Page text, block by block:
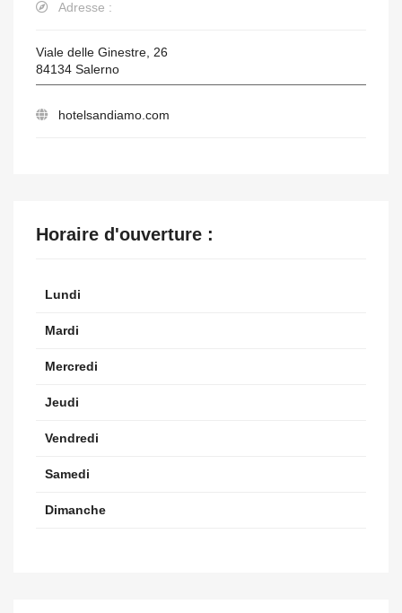
Adresse :
Viale delle Ginestre, 26
84134 Salerno
hotelsandiamo.com
Horaire d'ouverture :
Lundi
Mardi
Mercredi
Jeudi
Vendredi
Samedi
Dimanche